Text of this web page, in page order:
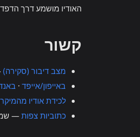
האודיו מושמע דרך
קשור
מצב דיבור (סקירה)
באייפון/אייפד ·
לכידת אודיו
כתוביות צפות—